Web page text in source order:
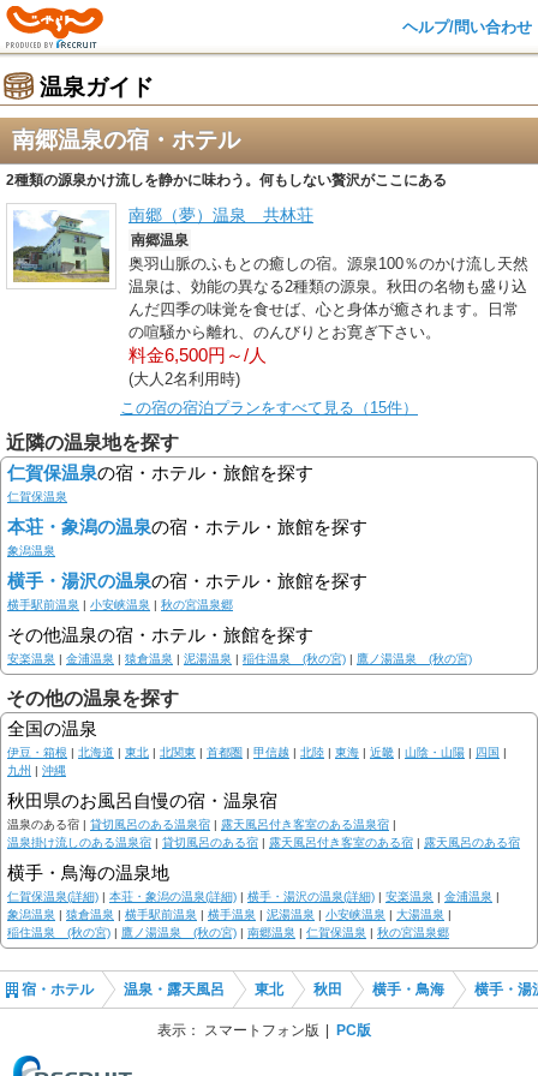
ヘルプ/問い合わせ
温泉ガイド
南郷温泉の宿・ホテル
2種類の源泉かけ流しを静かに味わう。何もしない贅沢がここにある
南郷（夢）温泉 共林荘
南郷温泉
奥羽山脈のふもとの癒しの宿。源泉100％のかけ流し天然
温泉は、効能の異なる2種類の源泉。秋田の名物も盛り込
んだ四季の味覚を食せば、心と身体が癒されます。日常
の喧騒から離れ、のんびりとお寛ぎ下さい。
料金6,500円～/人
(大人2名利用時)
この宿の宿泊プランをすべて見る（15件）
近隣の温泉地を探す
仁賀保温泉の宿・ホテル・旅館を探す
仁賀保温泉
本荘・象潟の温泉の宿・ホテル・旅館を探す
象潟温泉
横手・湯沢の温泉の宿・ホテル・旅館を探す
横手駅前温泉 | 小安峡温泉 | 秋の宮温泉郷
その他温泉の宿・ホテル・旅館を探す
安楽温泉 | 金浦温泉 | 猿倉温泉 | 泥湯温泉 | 稲住温泉 (秋の宮) | 鷹ノ湯温泉 (秋の宮)
その他の温泉を探す
全国の温泉
伊豆・箱根 | 北海道 | 東北 | 北関東 | 首都圏 | 甲信越 | 北陸 | 東海 | 近畿 | 山陰・山陽 | 四国 |
九州 | 沖縄
秋田県のお風呂自慢の宿・温泉宿
温泉のある宿 | 貸切風呂のある温泉宿 | 露天風呂付き客室のある温泉宿 |
温泉掛け流しのある温泉宿 | 貸切風呂のある宿 | 露天風呂付き客室のある宿 | 露天風呂のある宿
横手・鳥海の温泉地
仁賀保温泉(詳細) | 本荘・象潟の温泉(詳細) | 横手・湯沢の温泉(詳細) | 安楽温泉 | 金浦温泉 |
象潟温泉 | 猿倉温泉 | 横手駅前温泉 | 横手温泉 | 泥湯温泉 | 小安峡温泉 | 大湯温泉 |
稲住温泉 (秋の宮) | 鷹ノ湯温泉 (秋の宮) | 南郷温泉 | 仁賀保温泉 | 秋の宮温泉郷
宿・ホテル 温泉・露天風呂 東北 秋田 横手・鳥海 横手・湯
表示： スマートフォン版 PC版